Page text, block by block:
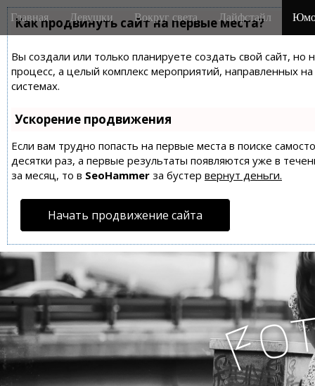
Как продвинуть сайт на первые места?
Вы создали или только планируете создать свой сайт,
процесс, а целый комплекс мероприятий, направленных
системах.
Ускорение продвижения
Если вам трудно попасть на первые места в поиске
десятки раз, а первые результаты появляются уже в
за месяц, то в SeoHammer за бустер вернут деньги.
Начать продвижение сайта
M
a
n
m
e
n
u
i
Главная Девушки Вокруг света Лайфстайл
Fo